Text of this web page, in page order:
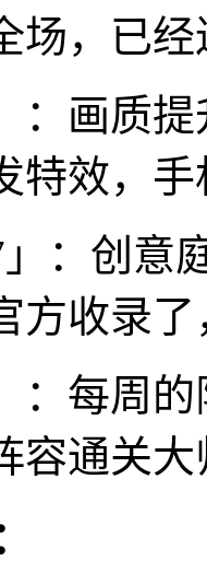
场，已
：画质
特效，
」：创
方收录
：每周
容通关